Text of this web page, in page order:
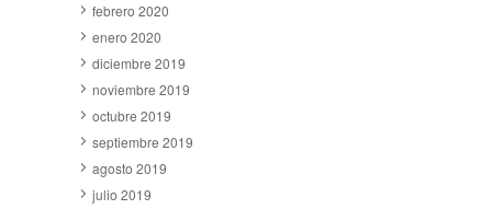
febrero 2020
enero 2020
diciembre 2019
noviembre 2019
octubre 2019
septiembre 2019
agosto 2019
julio 2019